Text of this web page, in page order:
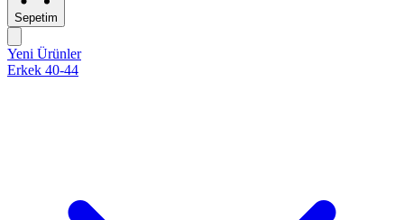
Sepetim
Yeni Ürünler
Erkek 40-44